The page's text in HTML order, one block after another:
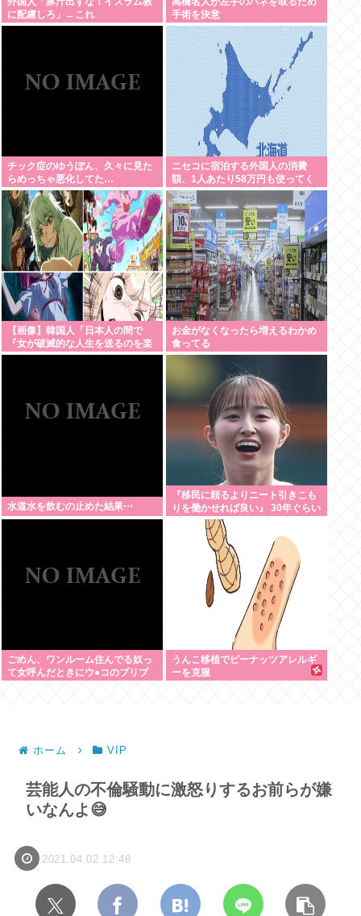
に配慮しろ」←これ
手術を決意
チック症のゆうぽん、久々に見た
らめっちゃ悪化してた…
ニセコに宿泊する外国人の消費
額、1人あたり58万円も使ってく
れることが判明。日本人の4.6倍
【画像】韓国人「日本人の間で
『女が破滅的な人生を送るのを楽
しむ陰湿な趣味』が流行ってい
お金がなくなったら増えるわかめ
食ってる
水道水を飲むの止めた結果⋯
『移民に頼るよりニート引きこも
りを働かせれば良い』 30年ぐらい
言ってるけど絶対に実現しない理
ごめん、ワンルーム住んでる奴っ
て女呼んだときにウ●コのブリブ
うんこ移植でピーナッツアレルギ
ーを克服
ホーム VIP
芸能人の不倫騒動に激怒りするお前らが嫌
いなんよ😅
2021.04.02 12:48